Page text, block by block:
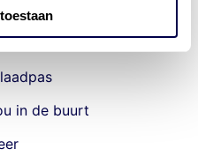
en duizenden
in de buurt